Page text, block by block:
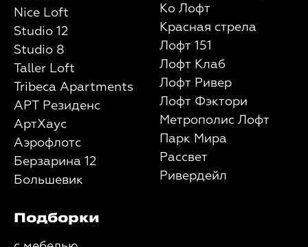
Nice Loft
Studio 12
Studio 8
Taller Loft
Tribeca Apartments
АРТ Резиденс
АртХаус
Аэрофлотс
Берзарина 12
Большевик
Ко Лофт
Красная стрела
Лофт 151
Лофт Клаб
Лофт Ривер
Лофт Фэктори
Метрополис Лофт
Парк Мира
Рассвет
Ривердейл
Подборки